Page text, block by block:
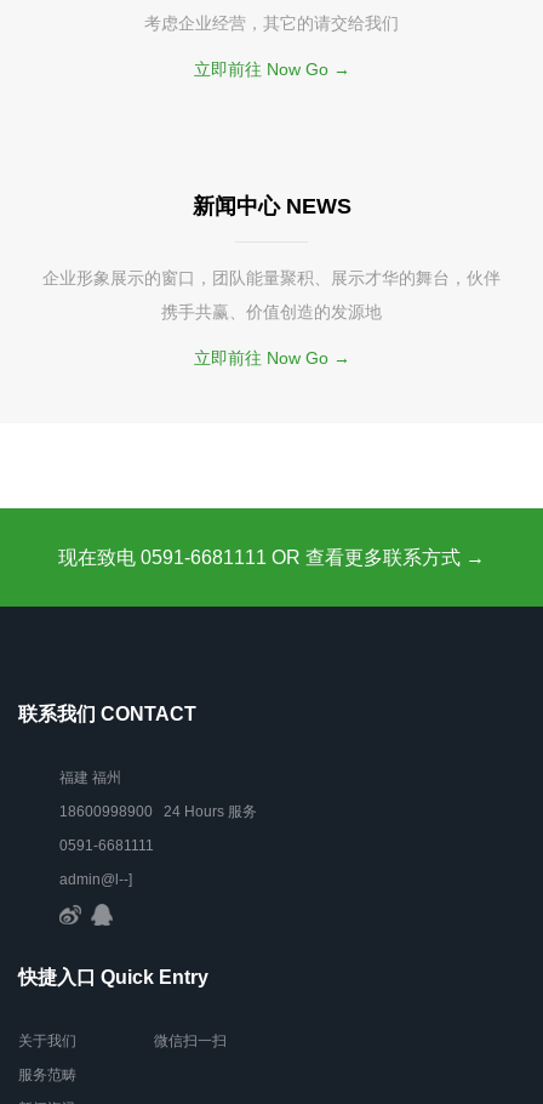
考虑企业经营，其它的请交给我们
立即前往 Now Go →
新闻中心 NEWS
企业形象展示的窗口，团队能量聚积、展示才华的舞台，伙伴
携手共赢、价值创造的发源地
立即前往 Now Go →
现在致电 0591-6681111 OR 查看更多联系方式 →
联系我们 CONTACT
福建 福州
18600998900 24 Hours 服务
0591-6681111
admin@l--]
快捷入口 Quick Entry
关于我们
服务范畴
微信扫一扫